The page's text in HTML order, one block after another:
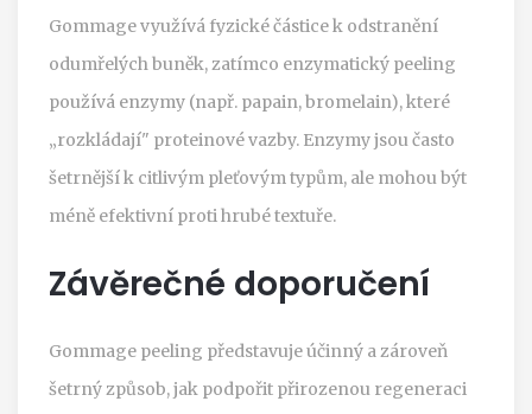
Gommage využívá fyzické částice k odstranění
odumřelých buněk, zatímco enzymatický peeling
používá enzymy (např. papain, bromelain), které
„rozkládají" proteinové vazby. Enzymy jsou často
šetrnější k citlivým pleťovým typům, ale mohou být
méně efektivní proti hrubé textuře.
Závěrečné doporučení
Gommage peeling představuje účinný a zároveň
šetrný způsob, jak podpořit přirozenou regeneraci